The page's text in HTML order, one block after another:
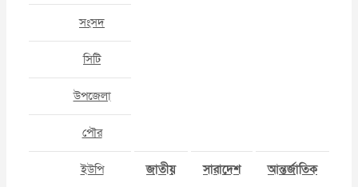
সংসদ
সিটি
উপজেলা
পৌর
ইউপি জাতীয় সারাদেশ আন্তর্জাতিক